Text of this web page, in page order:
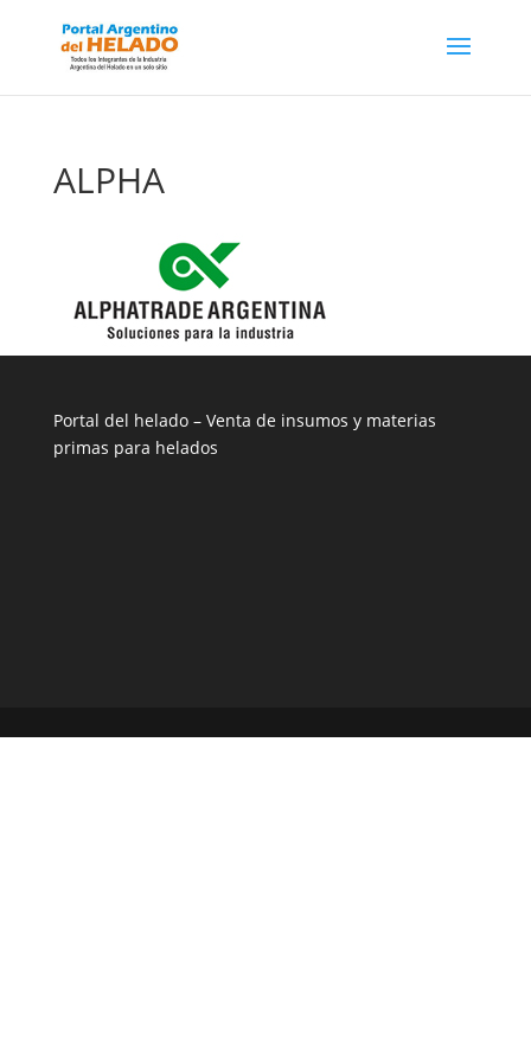
ALPHA
Portal del helado – Venta de insumos y materias
primas para helados